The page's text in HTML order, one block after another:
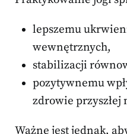
lepszemu
wewnętrznych,
stabilizacji
pozytywnemu
zdrowie przyszłej
Ważne jest jednak,